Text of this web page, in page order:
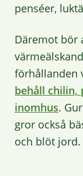
penséer,
Däremot bör
förhållanden
behåll chilin,
inomhus.
gror också
och blöt jord.